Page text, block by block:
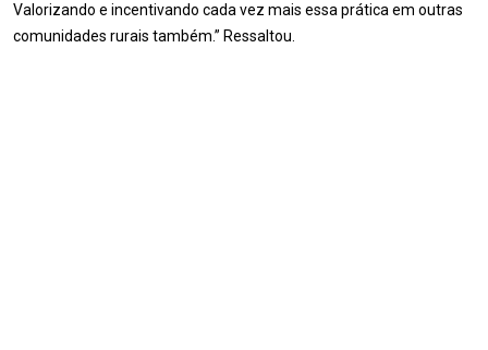
Valorizando e incentivando cada vez mais essa prática em outras
comunidades rurais também.” Ressaltou.